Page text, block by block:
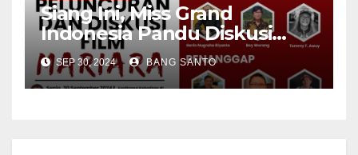
Siang Ini, Miss Grand
Indonesia Pandu Diskusi
Peluncuran Film ‘Mariara’
SEP 30, 2024 BANG SANTO